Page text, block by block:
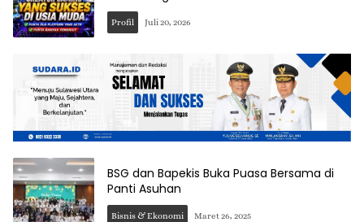
Profil Juli 20, 2026
BSG dan Bapekis Buka Puasa Bersama di
Panti Asuhan
Bisnis & Ekonomi Maret 26, 2025